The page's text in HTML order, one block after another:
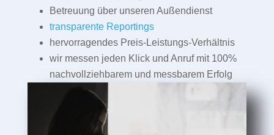
Betreuung über unseren Außendienst
transparente Reportings
hervorragendes Preis-Leistungs-Verhältnis
wir messen jeden Klick und Anruf mit 100%
nachvollziehbarem und messbarem Erfolg